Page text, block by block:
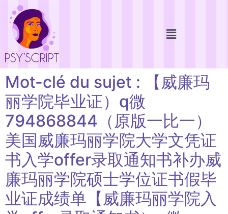
Mot-clé du sujet : 【威廉玛
丽学院毕业证）q微
794868844（原版一比一）
美国威廉玛丽学院大学文凭证
书入学offer录取通知书补办威
廉玛丽学院硕士学位证书假毕
业证成绩单【威廉玛丽学院入